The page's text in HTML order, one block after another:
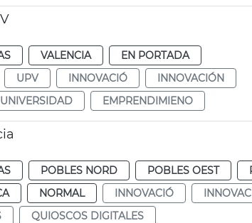
VALENCIA
EN PORTADA
UPV INNOVACIÓ
INNOVACIÓN
UNIVERSIDAD EMPRENDIMIENO
POBLES NORD POBLES OEST
NORMAL INNOVACIÓ
QUIOSCOS DIGITALES